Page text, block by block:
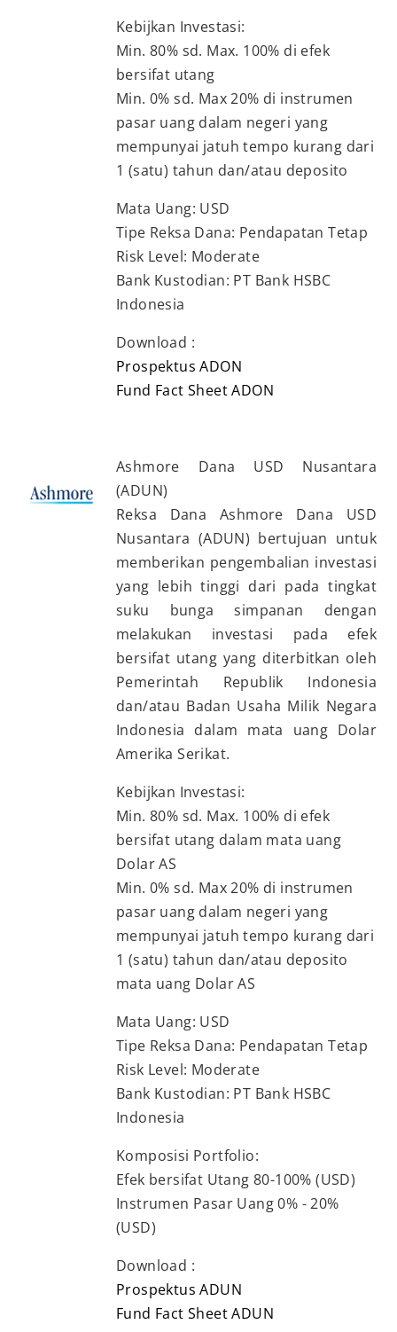
Kebijkan Investasi:
Min. 80% sd. Max. 100% di efek
bersifat utang
Min. 0% sd. Max 20% di instrumen
pasar uang dalam negeri yang
mempunyai jatuh tempo kurang dari
1 (satu) tahun dan/atau deposito
Mata Uang: USD
Tipe Reksa Dana: Pendapatan Tetap
Risk Level: Moderate
Bank Kustodian: PT Bank HSBC
Indonesia
Download :
Prospektus ADON
Fund Fact Sheet ADON
Ashmore Dana USD Nusantara
(ADUN)
Reksa Dana Ashmore Dana USD
Nusantara (ADUN) bertujuan untuk
memberikan pengembalian investasi
yang lebih tinggi dari pada tingkat
suku bunga simpanan dengan
melakukan investasi pada efek
bersifat utang yang diterbitkan oleh
Pemerintah Republik Indonesia
dan/atau Badan Usaha Milik Negara
Indonesia dalam mata uang Dolar
Amerika Serikat.
Kebijkan Investasi:
Min. 80% sd. Max. 100% di efek
bersifat utang dalam mata uang
Dolar AS
Min. 0% sd. Max 20% di instrumen
pasar uang dalam negeri yang
mempunyai jatuh tempo kurang dari
1 (satu) tahun dan/atau deposito
mata uang Dolar AS
Mata Uang: USD
Tipe Reksa Dana: Pendapatan Tetap
Risk Level: Moderate
Bank Kustodian: PT Bank HSBC
Indonesia
Komposisi Portfolio:
Efek bersifat Utang 80-100% (USD)
Instrumen Pasar Uang 0% - 20%
(USD)
Download :
Prospektus ADUN
Fund Fact Sheet ADUN